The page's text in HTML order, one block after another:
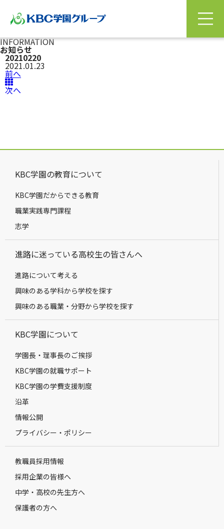
INFORMATION
お知らせ
20210220
2021.01.23
前へ
次へ
KBC学園の教育について
KBC学園だからできる教育
職業実践専門課程
志学
進路に迷っている高校生の皆さんへ
進路について考える
興味のある学科から学校を探す
興味のある職業・分野から学校を探す
KBC学園について
学園長・理事長のご挨拶
KBC学園の就職サポート
KBC学園の学費支援制度
沿革
情報公開
プライバシー・ポリシー
教職員採用情報
採用企業の皆様へ
中学・高校の先生方へ
保護者の方へ